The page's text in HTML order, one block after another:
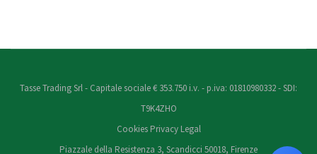
Tasse Trading Srl - Capitale sociale € 353.750 i.v. - p.iva: 01810980332 - SDI:
T9K4ZHO
Cookies Privacy Legal
Piazzale della Resistenza 3, Scandicci 50018, Firenze